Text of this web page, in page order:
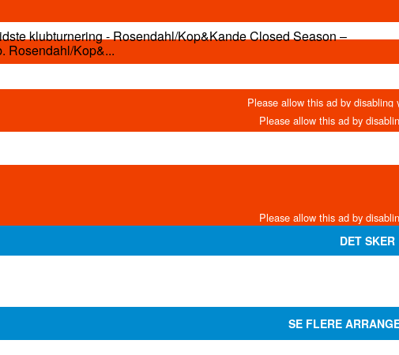
klubturnering - Rosendahl/Kop&Kande Closed Season –
afholdt i Himmerland Golf Klub. Rosendahl/Kop&...
DET SKER
SE FLERE